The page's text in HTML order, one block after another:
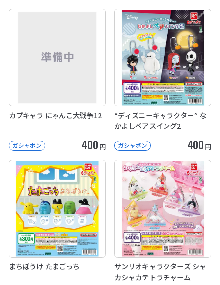
カプキャラ にゃんこ大戦争12
ガシャポン 400 円
“ディズニーキャラクター” な
かよしペアスイング2
ガシャポン 400 円
まちぼうけ たまごっち
サンリオキャラクターズ シャ
カシャカテトラチャーム